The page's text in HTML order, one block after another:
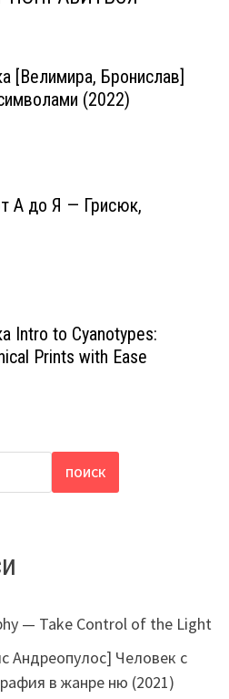
[Велимира, Бронислав]
(2022)
А до Я — Грисюк,
Intro to Cyanotypes:
Prints with Ease
ПОИСК
— Take Control of the Light
Андреопулос] Человек с
в жанре ню (2021)